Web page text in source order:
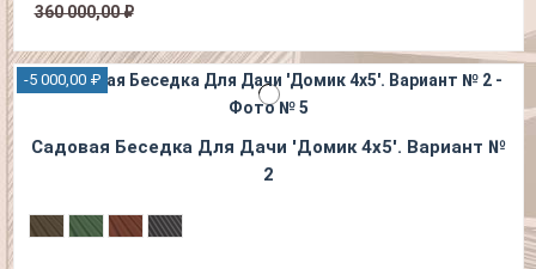
360 000,00 ₽
-5 000,00 ₽
Садовая Беседка Для Дачи 'Домик 4х5'. Вариант №
2